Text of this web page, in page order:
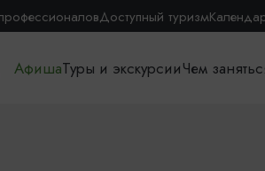
Доступный туризм
АфишаТуры и экскурсииЧем